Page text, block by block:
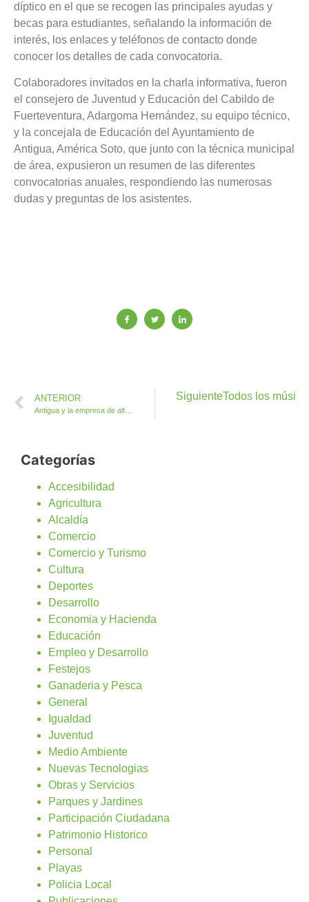
díptico en el que se recogen las principales ayudas y
becas para estudiantes, señalando la información de
interés, los enlaces y teléfonos de contacto donde
conocer los detalles de cada convocatoria.
Colaboradores invitados en la charla informativa, fueron
el consejero de Juventud y Educación del Cabildo de
Fuerteventura, Adargoma Hernández, su equipo técnico,
y la concejala de Educación del Ayuntamiento de
Antigua, América Soto, que junto con la técnica municipal
de área, expusieron un resumen de las diferentes
convocatorias anuales, respondiendo las numerosas
dudas y preguntas de los asistentes.
ANTERIOR SiguienteTodos los
Categorías
Accesibilidad
Agricultura
Alcaldía
Comercio
Comercio y Turismo
Cultura
Deportes
Desarrollo
Economia y Hacienda
Educación
Empleo y Desarrollo
Festejos
Ganaderia y Pesca
General
Igualdad
Juventud
Medio Ambiente
Nuevas Tecnologias
Obras y Servicios
Parques y Jardines
Participación Ciudadana
Patrimonio Historico
Personal
Playas
Policia Local